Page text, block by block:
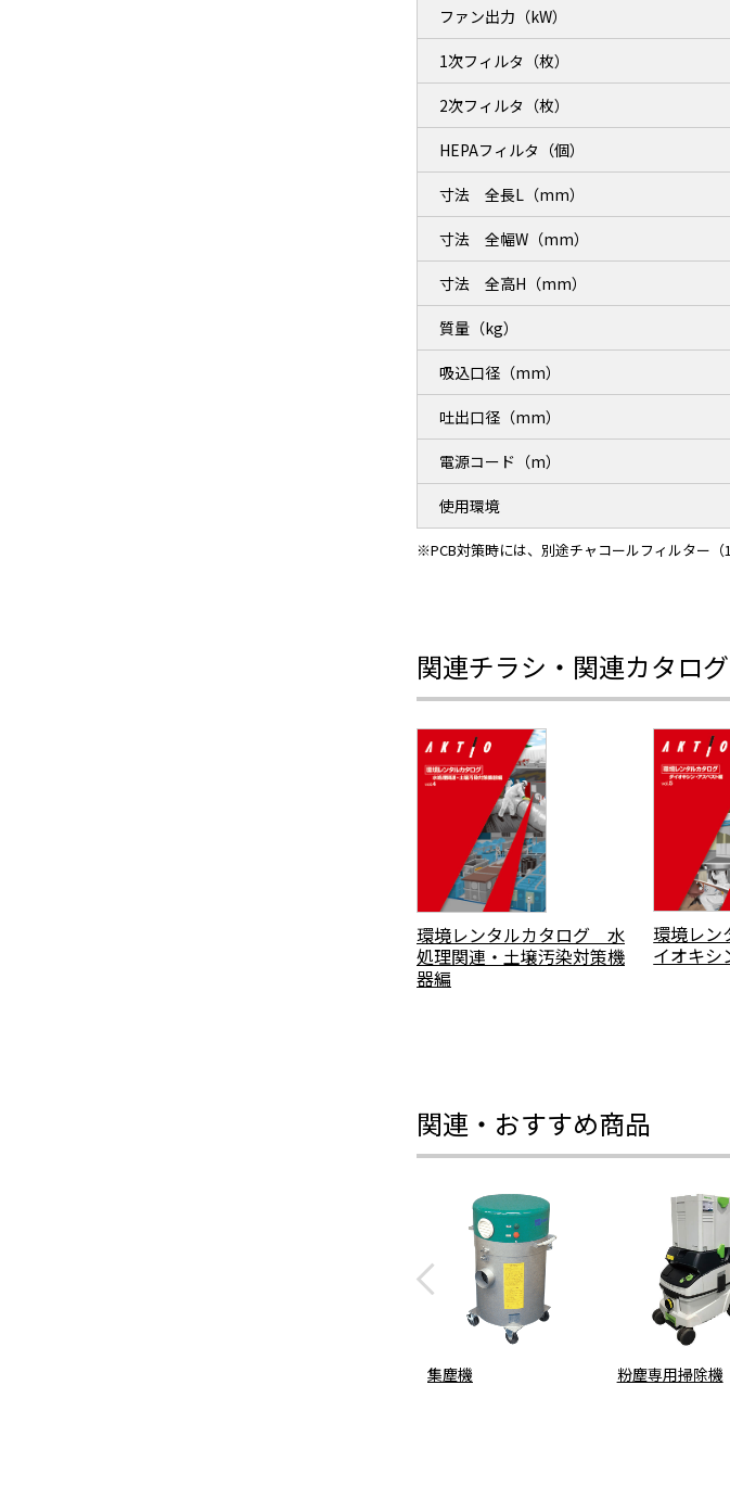
ファン出力（kW）
1次フィルタ（枚）
2次フィルタ（枚）
HEPAフィルタ（個）
寸法 全長L（mm）
寸法 全幅W（mm）
寸法 全高H（mm）
質量（kg）
吸込口径（mm）
吐出口径（mm）
電源コード（m）
使用環境
※PCB対策時には、別途チャコールフィルター（
関連チラシ・関連カタロ
環境レンタルカタログ 水
処理関連・土壌汚染対策機
器編
環境レ
イオキシ
関連・おすすめ商品
集塵機 粉塵専用掃除機